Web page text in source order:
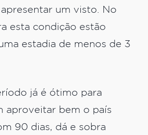
um visto. No
esta condição estão
estadia de menos de 3
já é ótimo para
aproveitar bem o país
90 dias, dá e sobra